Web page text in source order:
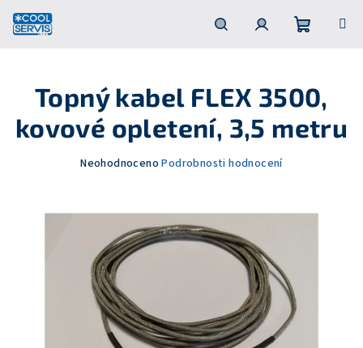
obsah
košík
Topný kabel FLEX 3500,
kovové opletení, 3,5 metru
Průměrné
je
hvězdiček.
Neohodnoceno Podrobnosti hodnocení